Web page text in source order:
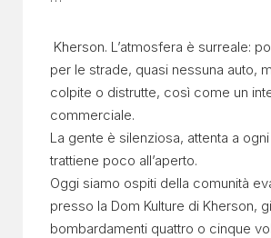
Kherson. L’atmosfera è surreale:
per le strade, quasi nessuna auto,
colpite o distrutte, così come un
commerciale.
La gente è silenziosa, attenta a
trattiene poco all’aperto.
Oggi siamo ospiti della comunità
presso la Dom Kulture di Kherson,
bombardamenti quattro o cinque